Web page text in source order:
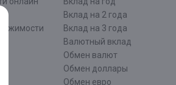
Вклад на 2 года
Вклад на 3 года
Валютный вклад
Обмен валют
Обмен доллары
Обмен евро